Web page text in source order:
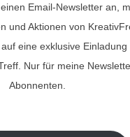
Email-Newsletter an,
und Aktionen von
eine exklusive Einladung
Nur für meine
Abonnenten.